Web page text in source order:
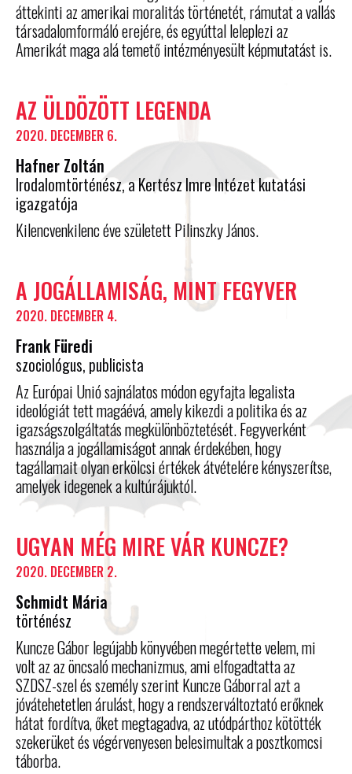
áttekinti az amerikai moralitás történetét, rámutat a vallás
társadalomformáló erejére, és egyúttal leleplezi az
Amerikát maga alá temető intézményesült képmutatást is.
AZ ÜLDÖZÖTT LEGENDA
2020. DECEMBER 6.
Hafner Zoltán
Irodalomtörténész, a Kertész Imre Intézet kutatási
igazgatója
Kilencvenkilenc éve született Pilinszky János.
A JOGÁLLAMISÁG, MINT FEGYVER
2020. DECEMBER 4.
Frank Füredi
szociológus, publicista
Az Európai Unió sajnálatos módon egyfajta legalista
ideológiát tett magáévá, amely kikezdi a politika és az
igazságszolgáltatás megkülönböztetését. Fegyverként
használja a jogállamiságot annak érdekében, hogy
tagállamait olyan erkölcsi értékek átvételére kényszerítse,
amelyek idegenek a kultúrájuktól.
UGYAN MÉG MIRE VÁR KUNCZE?
2020. DECEMBER 2.
Schmidt Mária
történész
Kuncze Gábor legújabb könyvében megértette velem, mi
volt az az öncsaló mechanizmus, ami elfogadtatta az
SZDSZ-szel és személy szerint Kuncze Gáborral azt a
jóvátehetetlen árulást, hogy a rendszerváltoztató erőknek
hátat fordítva, őket megtagadva, az utódpárthoz kötötték
szekerüket és végérvenyesen belesimultak a posztkomcsi
táborba.